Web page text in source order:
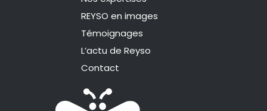
i
n
r
m
REYSO en images
Témoignages
L’actu de Reyso
Contact